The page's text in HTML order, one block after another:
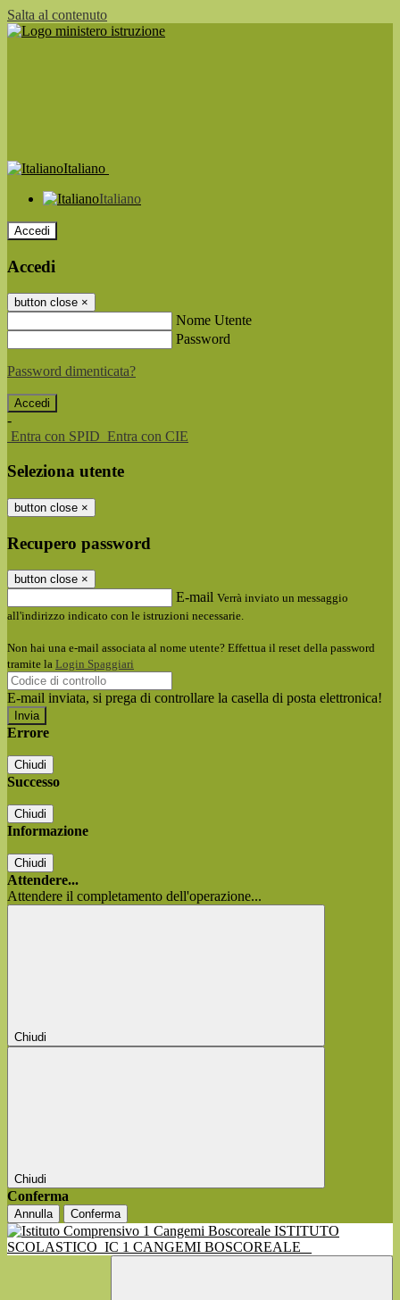
Salta al contenuto
Italiano
Italiano
Accedi
Accedi
button close ×
Nome Utente
Password
Password dimenticata?
-
Entra con SPID Entra con CIE
Seleziona utente
button close ×
Recupero password
button close ×
E-mail Verrà inviato un messaggio
all'indirizzo indicato con le istruzioni necessarie.
Non hai una e-mail associata al nome utente? Effettua il reset della password
tramite la Login Spaggiari
E-mail inviata, si prega di controllare la casella di posta elettronica!
Errore
Chiudi
Successo
Chiudi
Informazione
Chiudi
Attendere...
Attendere il completamento dell'operazione...
Chiudi
Chiudi
Conferma
Annulla Conferma
ISTITUTO
SCOLASTICO IC 1 CANGEMI BOSCOREALE